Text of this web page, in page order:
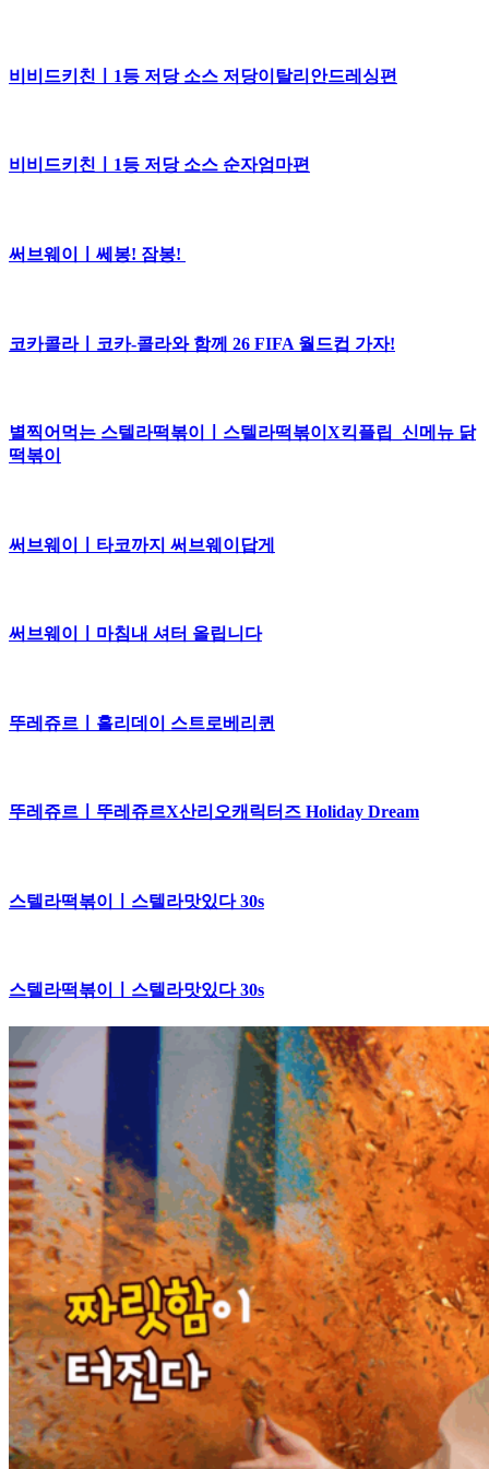
비비드키친ㅣ1등 저당 소스 저당이탈리안드레싱편
비비드키친ㅣ1등 저당 소스 순자엄마편
써브웨이ㅣ쎄봉! 잠봉!
코카콜라ㅣ코카-콜라와 함께 26 FIFA 월드컵 가자!
별찍어먹는 스텔라떡볶이ㅣ스텔라떡볶이X킥플립_신메뉴 닭
떡볶이
써브웨이ㅣ타코까지 써브웨이답게
써브웨이ㅣ마침내 셔터 올립니다
뚜레쥬르ㅣ홀리데이 스트로베리퀸
뚜레쥬르ㅣ뚜레쥬르X산리오캐릭터즈 Holiday Dream
스텔라떡볶이ㅣ스텔라맛있다 30s
스텔라떡볶이ㅣ스텔라맛있다 30s